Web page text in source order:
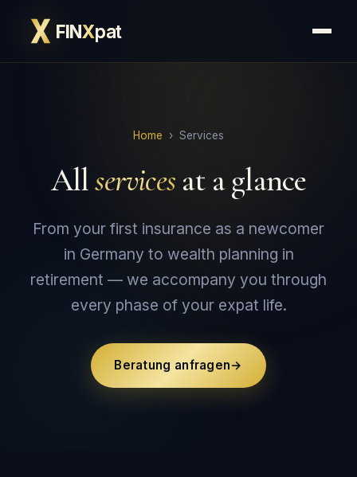
FINXpat
Home › Services
Allservices at a glance
From your first insurance as a newcomer
in Germany to wealth planning in
retirement — we accompany you through
every phase of your expat life.
Beratung anfragen→